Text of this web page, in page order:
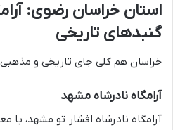
استان خراسان رضوی:
گنبدهای تاریخی
خراسان هم کلی جای تاریخی و مذهبی
آرامگاه نادرشاه مشهد
آرامگاه نادرشاه افشار تو مشهد، با